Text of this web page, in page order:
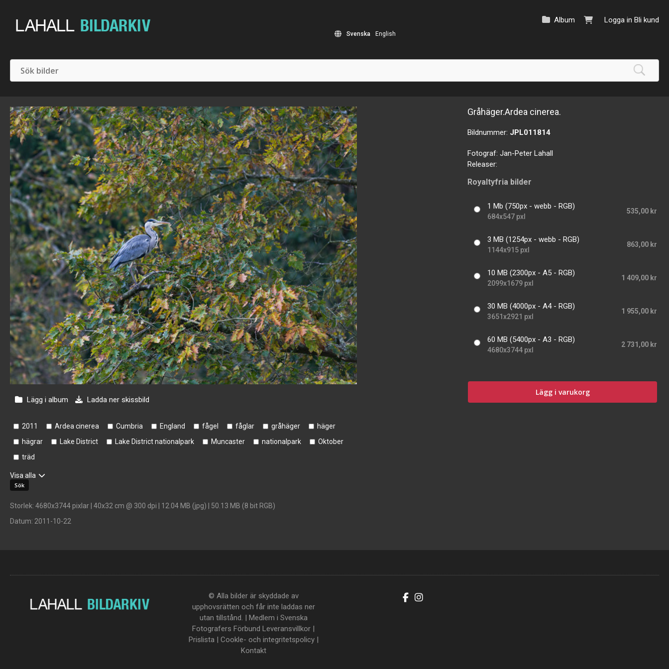
Logga in Bli kund
Album
Svenska English
Lägg i album Ladda ner skissbild
2011 Ardea cinerea Cumbria England fågel fåglar gråhäger
häger
hägrar
Lake District Lake District nationalpark Muncaster nationalpark
Oktober
träd
Visa alla
Storlek: 4680x3744 pixlar | 40x32 cm @ 300 dpi | 12.04 MB (jpg) | 50.13 MB (8 bit RGB)
Datum: 2011-10-22
Gråhäger.Ardea cinerea.
Bildnummer: JPL011814
Fotograf:Jan-Peter Lahall
Releaser:
Royaltyfria bilder
1 Mb (750px - webb - RGB)
684x547 pxl
535,00 kr
3 MB (1254px - webb - RGB)
1144x915 pxl
863,00 kr
10 MB (2300px - A5 - RGB)
2099x1679 pxl
1 409,00 kr
30 MB (4000px - A4 - RGB)
3651x2921 pxl
1 955,00 kr
60 MB (5400px - A3 - RGB)
4680x3744 pxl
2 731,00 kr
Lägg i varukorg
© Alla bilder är skyddade av
upphovsrätten och får inte laddas ner
utan tillstånd. | Medlem i Svenska
Fotografers Förbund Leveransvillkor |
Prislista| Cookle- och integritetspolicy|
Kontakt